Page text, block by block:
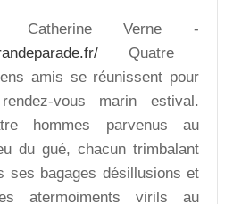
Catherine Verne -
Quatre
amis se réunissent pour
vous marin estival.
hommes parvenus au
du gué, chacun trimbalant
ses bagages désillusions et
atermoiments virils au